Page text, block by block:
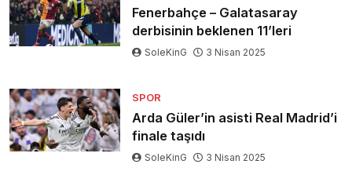
Fenerbahçe – Galatasaray
derbisinin beklenen 11’leri
SoleKinG 3 Nisan 2025
SPOR
Arda Güler’in asisti Real Madrid’i
finale taşıdı
SoleKinG 3 Nisan 2025